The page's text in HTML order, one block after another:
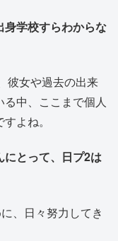
学校すらわからな
彼女や過去の出来
中、ここまで個人
よね。
にとって、日プ2は
、日々努力してき